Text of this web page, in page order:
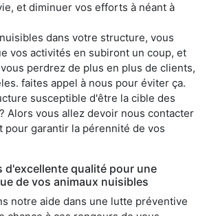
et diminuer vos efforts à néant à
dans votre structure, vous
vos activités en subiront un coup, et
perdrez de plus en plus de clients,
faites appel à nous pour éviter ça.
susceptible d'être la cible des
Alors vous allez devoir nous contacter
pour garantir la pérennité de vos
d'excellente qualité pour une
de vos animaux nuisibles
notre aide dans une lutte préventive